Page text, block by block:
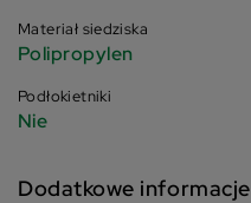
Materiał siedziska
Polipropylen
Podłokietniki
Nie
Dodatkowe informacje